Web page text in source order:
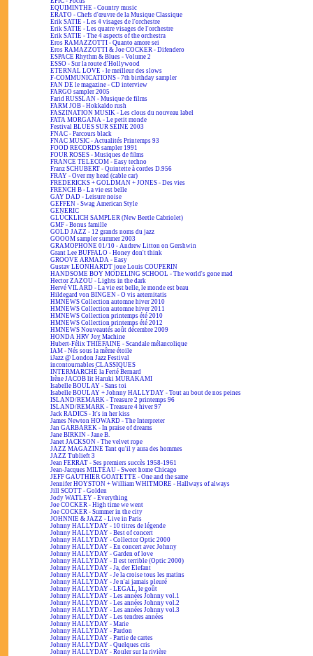
EQUIMINTHE - Country music
ERATO - Chefs d'œuvre de la Musique Classique
Erik SATIE - Les 4 visages de l'orchestre
Erik SATIE - Les quatre visages de l'orchestre
Erik SATIE - The 4 aspects of the orchestra
Eros RAMAZZOTTI - Quanto amore sei
Eros RAMAZZOTTI & Joe COCKER - Difendero
ESPACE Rhythm & Blues - Volume 2
ESSO - Sur la route d'Hollywood
ETERNAL LOVE - le meilleur des slows
F-COMMUNICATIONS - 7th birthday sampler
FAN DE le magazine - CD interview
FARGO sampler 2005
Farid RUSSLAN - Musique de films
FARM JOB - Hokkaïdo rush
FASZINATION MUSIK - Les clous du nouveau label
FATA MORGANA - Le petit monde
Festival BLUES SUR SEINE 2003
FNAC - Parcours black
FNAC MUSIC - Actualités Printemps 93
FOOD RECORDS sampler 1991
FOUR ROSES - Musiques de films
FRANCE TELECOM - Easy techno
Franz SCHUBERT - Quintette à cordes D.956
FRAY - Over my head (cable car)
FREDERICKS + GOLDMAN + JONES - Des vies
FRENCH B - La vie est belle
GAY DAD - Leisure noise
GEFFEN - Swag American Style
GENERIC
GLÜCKLICH SAMPLER (New Beetle Cabriolet)
GMF - Bonus famille
GOLD JAZZ - 12 grands noms du jazz
GOOOM sampler summer 2003
GRAMOPHONE 01/10 - Andrew Litton on Gershwin
Grant Lee BUFFALO - Honey don't think
GROOVE ARMADA - Easy
Gustav LEONHARDT joue Louis COUPERIN
HANDSOME BOY MODELING SCHOOL - The world's gone mad
Hector ZAZOU - Lights in the dark
Hervé VILARD - La vie est belle, le monde est beau
Hildegard von BINGEN - O vis aeternitatis
HMNEWS Collection automne hiver 2010
HMNEWS Collection automne hiver 2011
HMNEWS Collection printemps été 2010
HMNEWS Collection printemps été 2012
HMNEWS Nouveautés août décembre 2009
HONDA HRV Joy Machine
Hubert-Félix THIÉFAINE - Scandale mélancolique
IAM - Nés sous la même étoile
iJazz @ London Jazz Festival
incontournables CLASSIQUES
INTERMARCHÉ la Ferté Bernard
Irène JACOB lit Haruki MURAKAMI
Isabelle BOULAY - Sans toi
Isabelle BOULAY + Johnny HALLYDAY - Tout au bout de nos peines
ISLAND/REMARK - Treasure 2 printemps 96
ISLAND/REMARK - Treasure 4 hiver 97
Jack RADICS - It's in her kiss
James Newton HOWARD - The Interpreter
Jan GARBAREK - In praise of dreams
Jane BIRKIN - Jane B.
Janet JACKSON - The velvet rope
JAZZ MAGAZINE Tant qu'il y aura des hommes
JAZZ Tublieft 3
Jean FERRAT - Ses premiers succès 1958-1961
Jean-Jacques MILTEAU - Sweet home Chicago
JEFF GAUTHIER GOATETTE - One and the same
Jennifer HOYSTON + William WHITMORE - Hallways of always
Jill SCOTT - Golden
Jody WATLEY - Everything
Joe COCKER - High time we went
Joe COCKER - Summer in the city
JOHNNIE & JAZZ - Live in Paris
Johnny HALLYDAY - 10 titres de légende
Johnny HALLYDAY - Best of concert
Johnny HALLYDAY - Collector Optic 2000
Johnny HALLYDAY - En concert avec Johnny
Johnny HALLYDAY - Garden of love
Johnny HALLYDAY - Il est terrible (Optic 2000)
Johnny HALLYDAY - Ja, der Elefant
Johnny HALLYDAY - Je la croise tous les matins
Johnny HALLYDAY - Je n'ai jamais pleuré
Johnny HALLYDAY - LEGAL, le goût
Johnny HALLYDAY - Les années Johnny vol.1
Johnny HALLYDAY - Les années Johnny vol.2
Johnny HALLYDAY - Les années Johnny vol.3
Johnny HALLYDAY - Les tendres années
Johnny HALLYDAY - Marie
Johnny HALLYDAY - Pardon
Johnny HALLYDAY - Partie de cartes
Johnny HALLYDAY - Quelques cris
Johnny HALLYDAY - Rouler sur la rivière